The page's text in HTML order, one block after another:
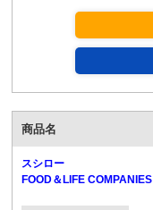
商品名
スシロー
FOOD＆LIFE COMPANIES